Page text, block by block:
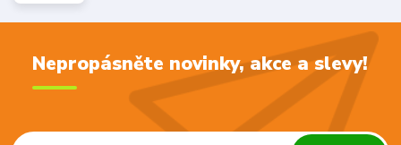
Nepropásněte novinky, akce a slevy!